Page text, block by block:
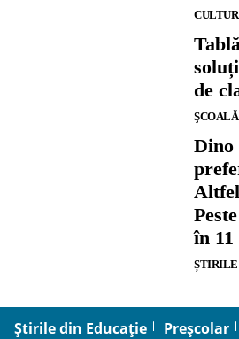
de
ŞCOALĂ
Dino
în 11
ȘTIRILE
Știrile din Educație Preșcolar